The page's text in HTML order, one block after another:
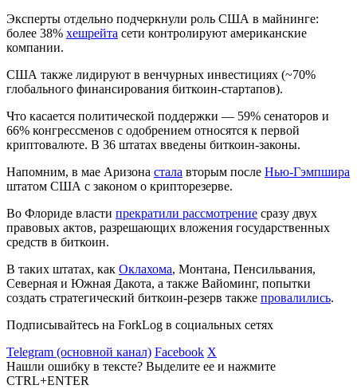
Эксперты отдельно подчеркнули роль США в майнинге:
более 38% хешрейта сети контролируют американские
компании.
США также лидируют в венчурных инвестициях (~70%
глобального финансирования биткоин-стартапов).
Что касается политической поддержки — 59% сенаторов и
66% конгрессменов с одобрением относятся к первой
криптовалюте. В 36 штатах введены биткоин-законы.
Напомним, в мае Аризона стала вторым после Нью-Гэмпшира
штатом США с законом о крипторезерве.
Во Флориде власти прекратили рассмотрение сразу двух
правовых актов, разрешающих вложения государственных
средств в биткоин.
В таких штатах, как Оклахома, Монтана, Пенсильвания,
Северная и Южная Дакота, а также Вайоминг, попытки
создать стратегический биткоин-резерв также провалились.
Подписывайтесь на ForkLog в социальных сетях
Telegram (основной канал) Facebook X
Нашли ошибку в тексте? Выделите ее и нажмите
CTRL+ENTER